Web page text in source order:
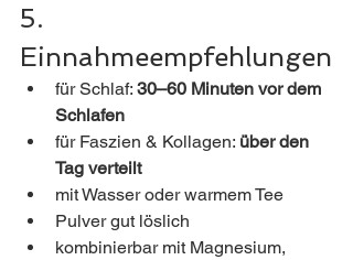
5.
Einnahmeempfehlungen
für Schlaf: 30–60 Minuten vor dem
Schlafen
für Faszien & Kollagen: über den
Tag verteilt
mit Wasser oder warmem Tee
Pulver gut löslich
kombinierbar mit Magnesium,